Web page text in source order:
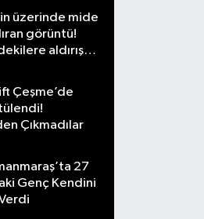
üzerinde mide
görüntü!
aldırış
Çeşme’de
Çıkmadılar
27
Genç Kendini